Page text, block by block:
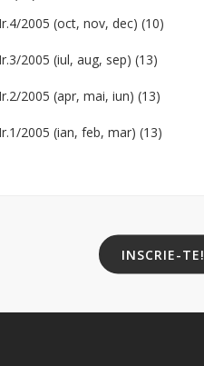
2005 (oct, nov, dec) (10)
2005 (iul, aug, sep) (13)
2005 (apr, mai, iun) (13)
2005 (ian, feb, mar) (13)
INSCRIE-TE!